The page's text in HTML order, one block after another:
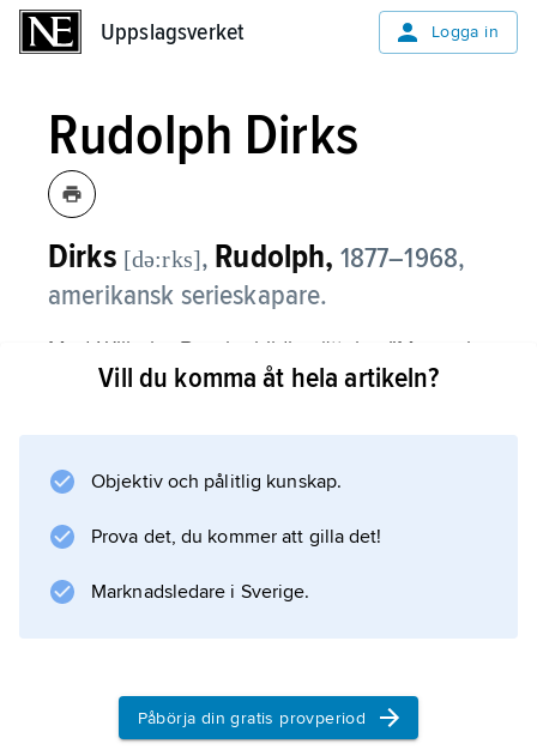
Uppslagsverket Logga in
Rudolph Dirks
Dirks [də:rks], Rudolph, 1877–1968,
amerikansk serieskapare.
Med Wilhelm Buschs bildberättelse ”Max och
Moritz” som förebild startade Rudolph Dirks
, om två busfröns brutala upptåg. Serien blev
seriemediets formspråk.
Vill du komma åt hela artikeln?
Objektiv och pålitlig kunskap.
Prova det, du kommer att gilla det!
Marknadsledare i Sverige.
Påbörja din gratis provperiod